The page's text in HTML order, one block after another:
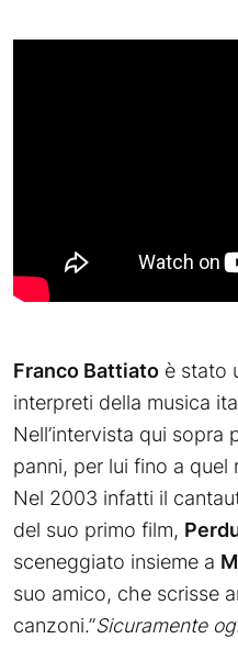
Franco Battiato è stato
interpreti della musica
Nell’intervista qui sopra
panni, per lui fino a quel
Nel 2003 infatti il
del suo primo film,
sceneggiato insieme a
suo amico, che scrisse
canzoni.”Sicuramente